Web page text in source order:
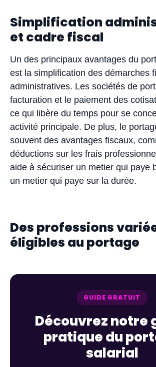
Simplification
et cadre fiscal
Un des principaux avantages du
est la simplification des démarches
administratives. Les sociétés de
facturation et le paiement des
ce qui libère du temps pour se
activité principale. De plus, le
souvent des avantages fiscaux,
déductions sur les frais
aide à sécuriser un metier qui paye
un metier qui paye sur la durée.
Des professions
éligibles au portage
GUIDE GRATUIT
Découvrez notre
pratique du
salarial